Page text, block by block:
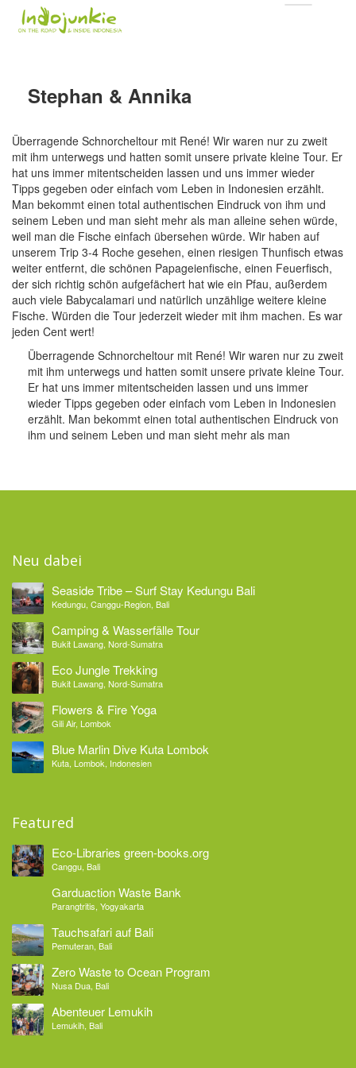
Stephan & Annika
Überragende Schnorcheltour mit René! Wir waren nur zu zweit
mit ihm unterwegs und hatten somit unsere private kleine Tour. Er
hat uns immer mitentscheiden lassen und uns immer wieder
Tipps gegeben oder einfach vom Leben in Indonesien erzählt.
Man bekommt einen total authentischen Eindruck von ihm und
seinem Leben und man sieht mehr als man alleine sehen würde,
weil man die Fische einfach übersehen würde. Wir haben auf
unserem Trip 3-4 Roche gesehen, einen riesigen Thunfisch etwas
weiter entfernt, die schönen Papageienfische, einen Feuerfisch,
der sich richtig schön aufgefächert hat wie ein Pfau, außerdem
auch viele Babycalamari und natürlich unzählige weitere kleine
Fische. Würden die Tour jederzeit wieder mit ihm machen. Es war
jeden Cent wert!
Überragende Schnorcheltour mit René! Wir waren nur zu zweit
mit ihm unterwegs und hatten somit unsere private kleine Tour.
Er hat uns immer mitentscheiden lassen und uns immer
wieder Tipps gegeben oder einfach vom Leben in Indonesien
erzählt. Man bekommt einen total authentischen Eindruck von
ihm und seinem Leben und man sieht mehr als man
Neu dabei
Seaside Tribe – Surf Stay Kedungu Bali
Kedungu, Canggu-Region, Bali
Camping & Wasserfälle Tour
Bukit Lawang, Nord-Sumatra
Eco Jungle Trekking
Bukit Lawang, Nord-Sumatra
Flowers & Fire Yoga
Gili Air, Lombok
Blue Marlin Dive Kuta Lombok
Kuta, Lombok, Indonesien
Featured
Eco-Libraries green-books.org
Canggu, Bali
Garduaction Waste Bank
Parangtritis, Yogyakarta
Tauchsafari auf Bali
Pemuteran, Bali
Zero Waste to Ocean Program
Nusa Dua, Bali
Abenteuer Lemukih
Lemukih, Bali